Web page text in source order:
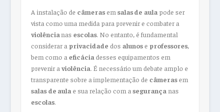
A instalação de câmerasem salas de aula pode ser
vista como uma medida para prevenir e combater a
violêncianas escolas. No entanto, é fundamental
considerar a privacidade dos alunose professores,
bem como a eficácia desses equipamentos em
prevenir a violência. É necessário um debate amplo e
transparente sobre a implementação de câmerasem
salas de aula e sua relação com a segurança nas
escolas.